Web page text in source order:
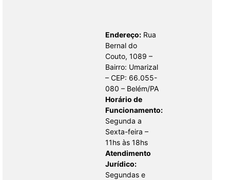
Endereço: Rua
Bernal do
Couto, 1089 –
Bairro: Umarizal
– CEP: 66.055-
080 – Belém/PA
Horário de
Funcionamento:
Segunda a
Sexta-feira –
11hs às 18hs
Atendimento
Jurídico:
Segundas e